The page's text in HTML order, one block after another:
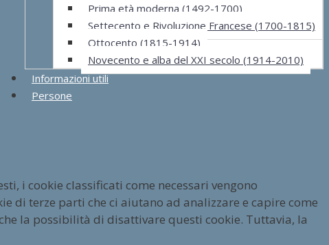
Prima età moderna (1492-1700)
Settecento e Rivoluzione Francese (1700-1815)
Ottocento (1815-1914)
Novecento e alba del XXI secolo (1914-2010)
Informazioni utili
Persone
i cookie classificati come necessari vengono
di terze parti che ci aiutano ad analizzare e capire come
la possibilità di disattivare questi cookie. Tuttavia, la